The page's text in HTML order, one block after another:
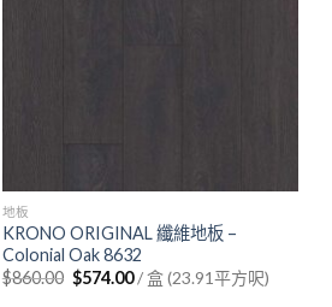
地板
KRONO ORIGINAL 纖維地板 –
Colonial Oak 8632
$860.00 Original
$574.00Current
/ 盒 (23.91平方呎)